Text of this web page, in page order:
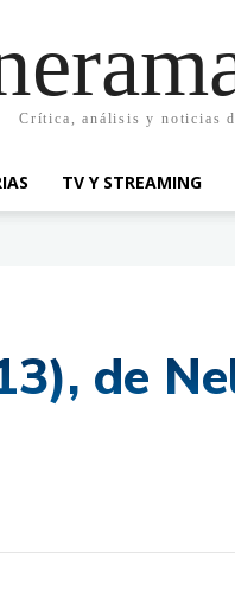
Crítica, análisis y noticias
TV Y STREAMING
de